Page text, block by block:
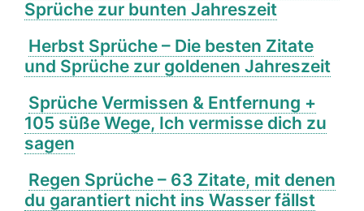
Sprüche zur bunten Jahreszeit
Herbst Sprüche – Die besten Zitate
und Sprüche zur goldenen Jahreszeit
Sprüche Vermissen & Entfernung +
105 süße Wege, Ich vermisse dich zu
sagen
Regen Sprüche – 63 Zitate, mit denen
du garantiert nicht ins Wasser fällst